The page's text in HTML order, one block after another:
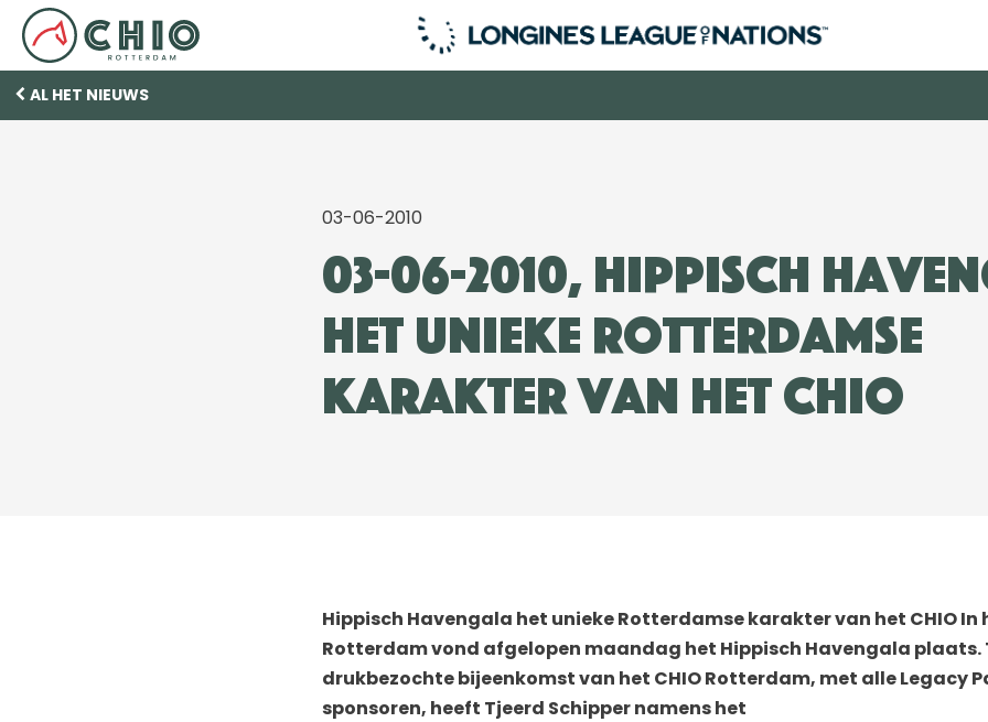
AL HET NIEUWS
03-06-2010
03-06-2010, Hippisch
het unieke Rotterdamse
karakter van het CHIO
Hippisch Havengala het unieke Rotterdamse karakter van het CHIO
Rotterdam vond afgelopen maandag het Hippisch Havengala plaats.
drukbezochte bijeenkomst van het CHIO Rotterdam, met alle Legacy
sponsoren, heeft Tjeerd Schipper namens het